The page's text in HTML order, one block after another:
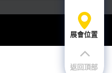
展會位置
返回頂部